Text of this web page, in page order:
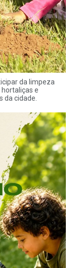
da limpeza
hortaliças e
da cidade.